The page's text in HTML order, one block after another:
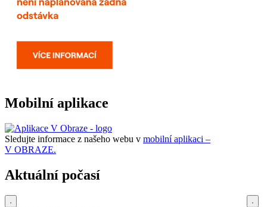
Mobilní aplikace
Sledujte informace z našeho webu v mobilní aplikaci –
V OBRAZE.
Aktuální počasí